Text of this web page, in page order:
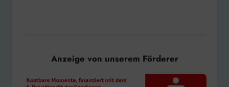
Anzeige von unserem Förderer